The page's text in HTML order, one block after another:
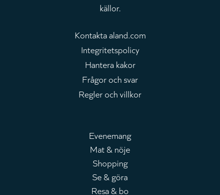
källor.
Kontakta aland.com
Integritetspolicy
Hantera kakor
Frågor och svar
Regler och villkor
Huvudmeny
Evenemang
Mat & nöje
Shopping
Se & göra
Resa & bo